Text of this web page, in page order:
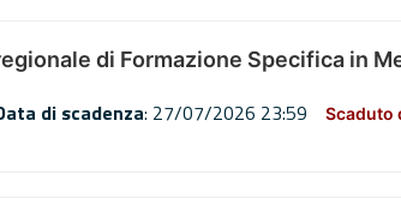
di Formazione Specifica in
di scadenza: 27/07/2026 23:59 Scaduto